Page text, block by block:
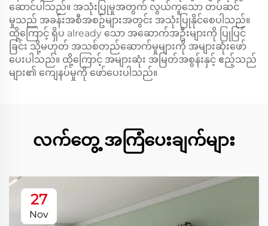
ဆောင်ပါသည်။ အသုံးပြုမှုအတွက် လွယ်ကူသော တပ်ဆင်
မှုသည် အခန်းအစီအစဥ်များအတွင်း အသုံးပြုနိုင်စေပါသည်။
ထို့ကြောင့် ရှိပ already သော အဆောက်အဦးများကို ပြုပြင်
ခြင်း သို့မဟုတ် အသစ်တည်ဆောက်မှုများကို အများဆုံးဖော်
ပေးပါသည်။ ထို့ကြောင့် အများဆုံး အမြတ်အစွန်းနှင့် ဧည့်သည်
များ၏ ကျေနပ်မှုကို ဖော်ပေးပါသည်။
လက်တွေ့ အကြံပေးချက်များ
27
Nov